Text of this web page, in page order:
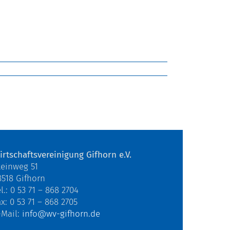
Gifhorn e.V.
51
Gifhorn
0 53 71 – 868 2704
0 53 71 – 868 2705
info@wv-gifhorn.de